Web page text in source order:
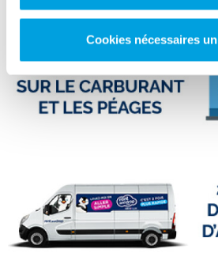
Cookies nécessaires